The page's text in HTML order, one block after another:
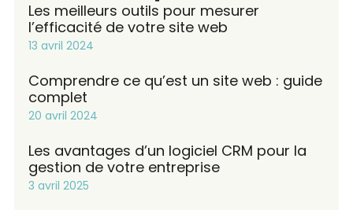
Les meilleurs outils pour mesurer
l’efficacité de votre site web
13 avril 2024
Comprendre ce qu’est un site web : guide
complet
20 avril 2024
Les avantages d’un logiciel CRM pour la
gestion de votre entreprise
3 avril 2025